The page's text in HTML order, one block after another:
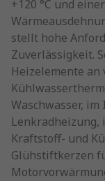
+120 °C und
stellt hohe
Zuverlässigkeit.
Heizelemente an
Waschwasser,
Lenkradheizung,
Kraftstoff- und
Glühstiftkerzen